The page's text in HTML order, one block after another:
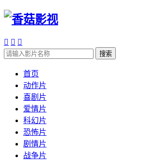
  
搜索
首页
动作片
喜剧片
爱情片
科幻片
恐怖片
剧情片
战争片